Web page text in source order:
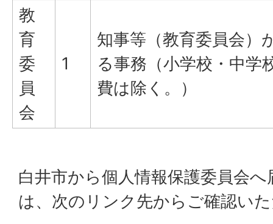
教
育
委
員
会
1
知事等（教育委員会）
る事務（小学校・中学
費は除く。）
白井市から個人情報保護委員会
は、次のリンク先からご確認い